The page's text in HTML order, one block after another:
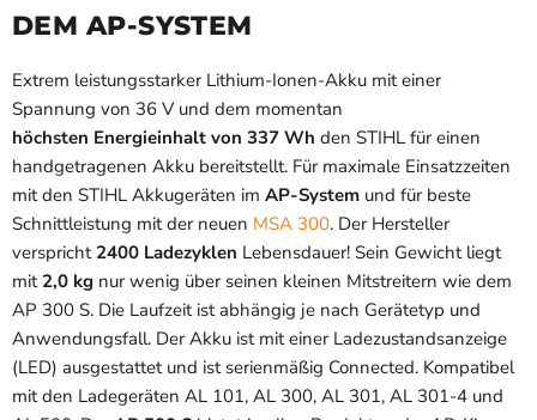
EM AP-SYSTEM
Extrem leistungsstarker Lithium-Ionen-Akku mit einer
Spannung von 36 V und dem momentan
höchsten Energieinhalt von 337 Wh den STIHL für einen
handgetragenen Akku bereitstellt. Für maximale Einsatzzeiten
mit den STIHL Akkugeräten im AP-System und für beste
Schnittleistung mit der neuen MSA 300. Der Hersteller
verspricht 2400 Ladezyklen Lebensdauer! Sein Gewicht liegt
mit 2,0 kg nur wenig über seinen kleinen Mitstreitern wie dem
AP 300 S. Die Laufzeit ist abhängig je nach Gerätetyp und
Anwendungsfall. Der Akku ist mit einer Ladezustandsanzeige
(LED) ausgestattet und ist serienmäßig Connected. Kompatibel
mit den Ladegeräten AL 101, AL 300, AL 301, AL 301-4 und